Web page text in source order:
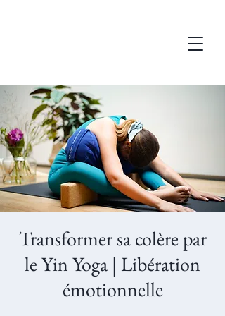
Transformer sa colère par
le Yin Yoga | Libération
émotionnelle